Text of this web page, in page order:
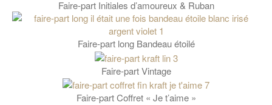
Faire-part Initiales d’amoureux & Ruban
Faire-part long Bandeau étoilé
Faire-part Vintage
Faire-part Coffret « Je t’aime »